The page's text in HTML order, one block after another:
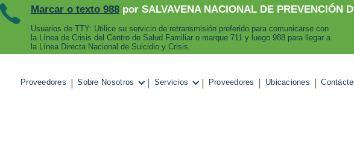
Marcar o texto 988por SALVAVENA NACIONAL DE PREVENCIÓN
Usuarios de TTY: Utilice su servicio de retransmisión preferido para comunicarse con
la Línea de Crisis del Centro de Salud Familiar o marque 711 y luego 988 para llegar a
la Línea Directa Nacional de Suicidio y Crisis.
Proveedores | Sobre Nosotros | Servicios | Proveedores | Ubicaciones |